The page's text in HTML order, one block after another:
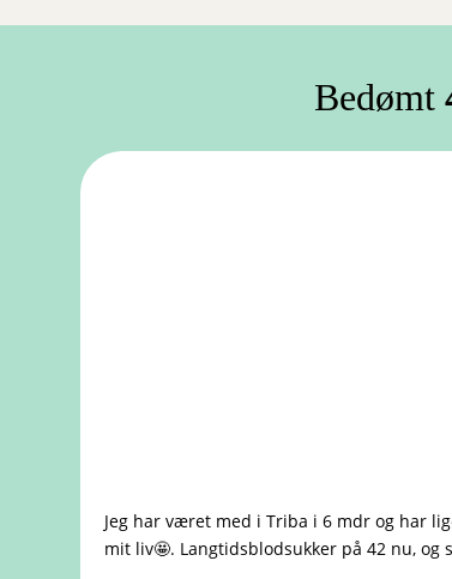
Bedømt
Jeg har været med i Triba i 6 mdr og har
mit liv🤩. Langtidsblodsukker på 42 nu,